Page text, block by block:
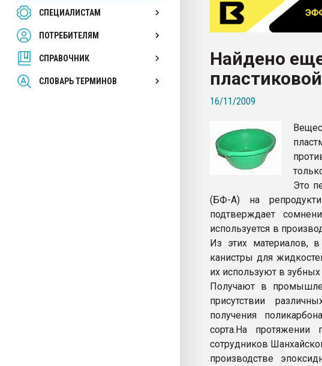
СПЕЦИАЛИСТАМ
ПОТРЕБИТЕЛЯМ
СПРАВОЧНИК
СЛОВАРЬ ТЕРМИНОВ
28.07.2026 Автоматизация выходит на
первый план в переработке
пластмасс
ситуацией на строительном рынке
Всё, что касается выдува ПЭТ
бутылок
ПЕРЕЙТИ НА ФОРУМ
Найдено
16/11/2009
Это
(БФ-А) на
подтверждает
используется в
Из этих материалов,
канистры для
их используют в
Получают в
присутствии
получения
сорта.На
сотрудников
производстве